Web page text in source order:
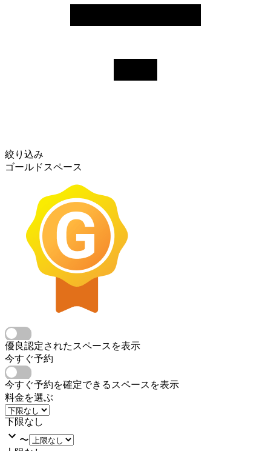
絞り込み
ゴールドスペース
優良認定されたスペースを表示
今すぐ予約
今すぐ予約を確定できるスペースを表示
料金を選ぶ
下限なし
〜